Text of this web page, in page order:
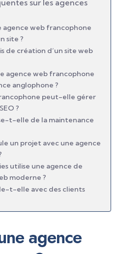
sur les agences
agence web francophone
site ?
de création d’un site web
agence web francophone
anglophone ?
peut-elle gérer
?
t-elle de la maintenance
un projet avec une agence
utilise une agence de
moderne ?
t-elle avec des clients
agence